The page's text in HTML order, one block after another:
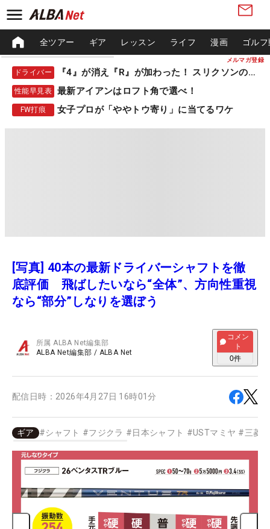
メルマガ登録
全ツアー ギア レッスン ライフ 漫画 ゴル
ドライバー 『4』が消え『R』が加わった！ スリクソンの新作
性能早見表 最新アイアンはロフト角で選べ！
FW打痕 女子プロが「ややトウ寄り」に当てるワケ
[写真] 40本の最新ドライバーシャフトを徹
底評価 飛ばしたいなら“全体”、方向性重視
なら“部分”しなりを選ぼう
所属ALBA Net編集部
ALBA Net編集部 / ALBA Net
コメン
ト
0件
配信日時： 2026年4月27日 16時01分
ギア #シャフト #フジクラ #日本シャフト #USTマミヤ #三菱